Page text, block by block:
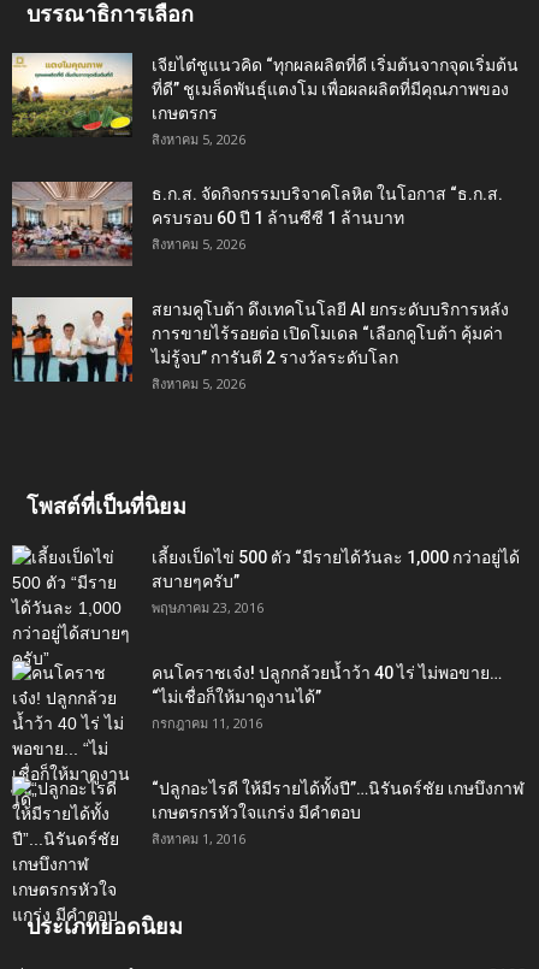
บรรณาธิการเลือก
เจียไต๋ชูแนวคิด “ทุกผลผลิตที่ดี เริ่มต้นจากจุดเริ่มต้น
ที่ดี” ชูเมล็ดพันธุ์แตงโม เพื่อผลผลิตที่มีคุณภาพของ
เกษตรกร
สิงหาคม 5, 2026
ธ.ก.ส. จัดกิจกรรมบริจาคโลหิต ในโอกาส “ธ.ก.ส.
ครบรอบ 60 ปี 1 ล้านซีซี 1 ล้านบาท
สิงหาคม 5, 2026
สยามคูโบต้า ดึงเทคโนโลยี AI ยกระดับบริการหลัง
การขายไร้รอยต่อ เปิดโมเดล “เลือกคูโบต้า คุ้มค่า
ไม่รู้จบ” การันตี 2 รางวัลระดับโลก
สิงหาคม 5, 2026
โพสต์ที่เป็นที่นิยม
เลี้ยงเป็ดไข่ 500 ตัว “มีรายได้วันละ 1,000 กว่าอยู่ได้
สบายๆครับ”
พฤษภาคม 23, 2016
คนโคราชเจ๋ง! ปลูกกล้วยน้ำว้า 40 ไร่ ไม่พอขาย…
“ไม่เชื่อก็ให้มาดูงานได้”‬
กรกฎาคม 11, 2016
“ปลูกอะไรดี ให้มีรายได้ทั้งปี”…นิรันดร์ชัย เกษบึงกาฬ
เกษตรกรหัวใจแกร่ง มีคำตอบ
สิงหาคม 1, 2016
ประเภทยอดนิยม